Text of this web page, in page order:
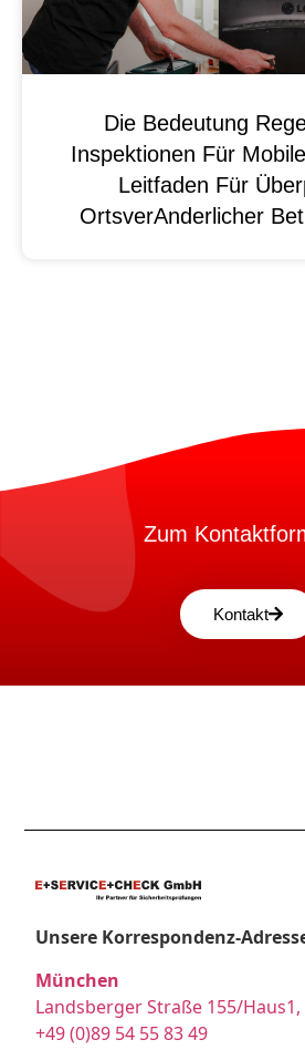
Die Bedeutung
Inspektionen Für
Leitfaden Für
OrtsverAnderlicher
Zum
Kontakt
Unsere Korrespondenz-
München
Landsberger Straße 155/
+49 (0)89 54 55 83 49